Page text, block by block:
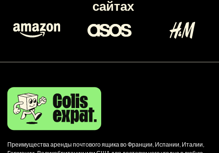
сайтах
Преимущества аренды почтового ящика во Франции, Испании, Италии,